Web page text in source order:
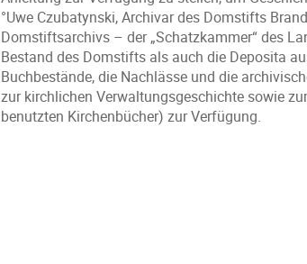
°Uwe Czubatynski, Archivar des Domstifts
Domstiftsarchivs – der „Schatzkammer“ des
Bestand des Domstifts als auch die Deposita
Buchbestände, die Nachlässe und die
zur kirchlichen Verwaltungsgeschichte sowie
benutzten Kirchenbücher) zur Verfügung.